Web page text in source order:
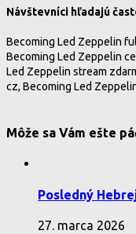
Návštevníci hľadajú
Becoming Led Zeppelin
Becoming Led Zeppelin
Led Zeppelin stream
cz, Becoming Led
Môže sa Vám ešte
Posledný
27. marca 2026